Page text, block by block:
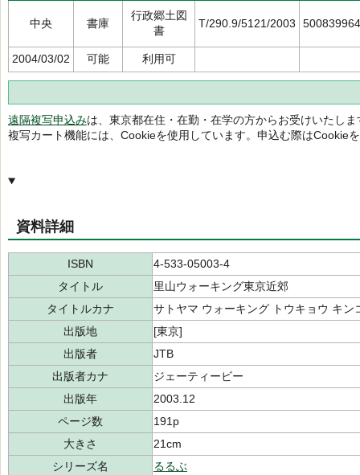
中央 書庫
行政郷土図
書
T/290.9/5121/2003
2004/03/02 可能 利用可
遠隔複写申込みは、東京都在住・在勤・在学の方からお受けいたしま
複写カート機能には、Cookieを使用しています。申込む際はCookie
資料詳細
ISBN
4-533-05003-4
タイトル
里山ウォーキング東京近郊
タイトルカナ
サトヤマ ウォーキング トウキョウ キン
出版地
[東京]
出版者
JTB
出版者カナ
ジェーティービー
出版年
2003.12
ページ数
191p
大きさ
21cm
シリーズ名
るるぶ